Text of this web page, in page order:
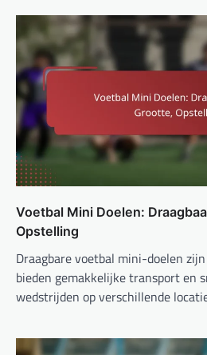
Voetbal Mini Doelen:
Opstelling
Draagbare voetbal mini-doelen
bieden gemakkelijke transport en
wedstrijden op verschillende